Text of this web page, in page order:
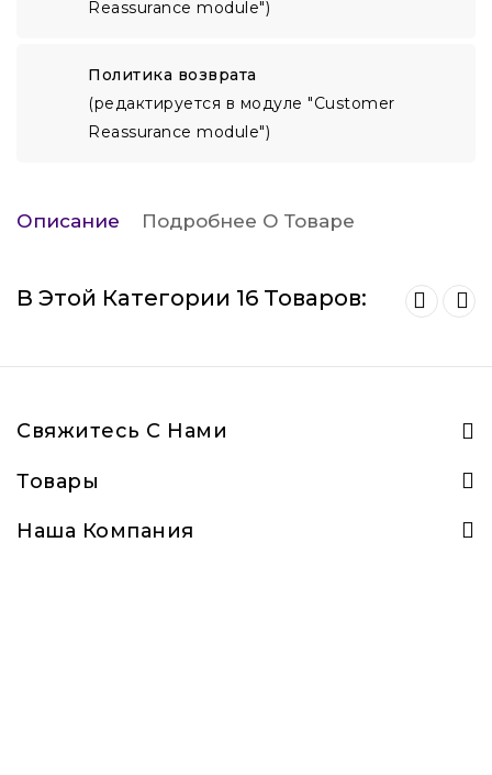
Reassurance module")
Политика возврата
(редактируется в модуле "Customer
Reassurance module")
Описание Подробнее О Товаре
В Этой Категории 16 Товаров:
Свяжитесь С Нами
Товары
Наша Компания